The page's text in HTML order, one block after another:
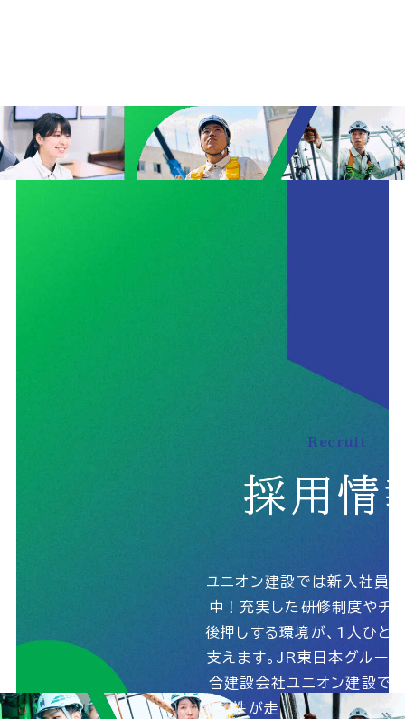
Recruit
採用情
ユニオン建設では新入社員
中！充実した研修制度やチ
後押しする環境が、1人ひと
支えます。JR東日本グルー
合建設会社ユニオン建設で
能性が走りだす！詳しくは